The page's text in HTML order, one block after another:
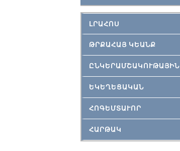
ԼՐԱՀՈՍ
ԹՐՔԱՀԱՅ ԿԵԱՆՔ
ԸՆԿԵՐԱՄՇԱԿՈՒԹԱՅԻՆ
ԵԿԵՂԵՑԱԿԱՆ
ՀՈԳԵՄՏԱՒՈՐ
ՀԱՐԹԱԿ